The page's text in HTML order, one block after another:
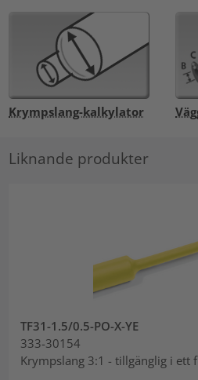
Krympslang-kalkylator
Liknande produkter
TF31-1.5/0.5-PO-X-YE
333-30154
Krympslang 3:1 - tillgänglig i ett